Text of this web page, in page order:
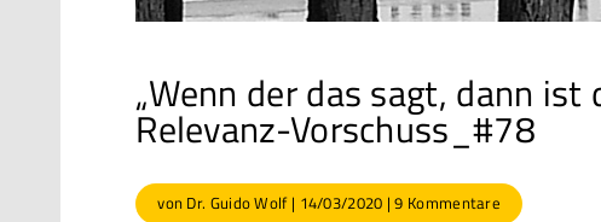
„Wenn der das sagt, dann ist
Relevanz-Vorschuss_#78
von Dr. Guido Wolf| 14/03/2020 |9 Kommentare